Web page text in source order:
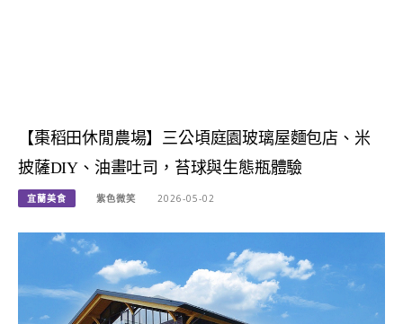
【棗稻田休閒農場】三公頃庭園玻璃屋麵包店、米
披薩DIY、油畫吐司，苔球與生態瓶體驗
宜蘭美食 紫色微笑 2026-05-02